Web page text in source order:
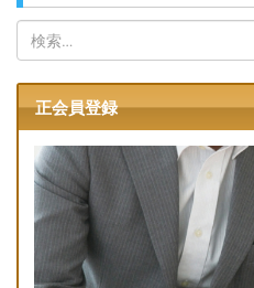
索:
正会員登録